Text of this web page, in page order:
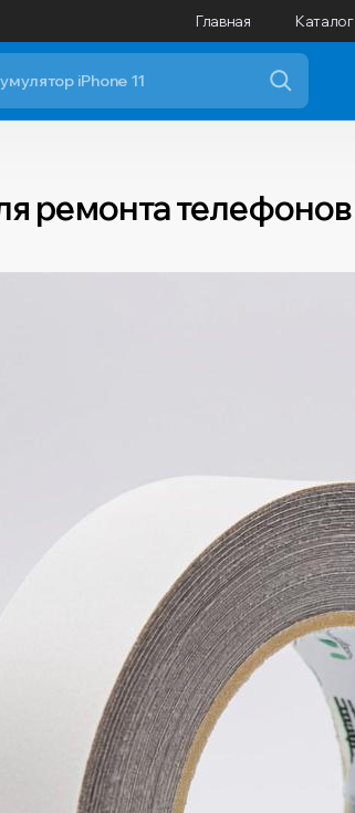
Главная Каталог
ремонта телефонов